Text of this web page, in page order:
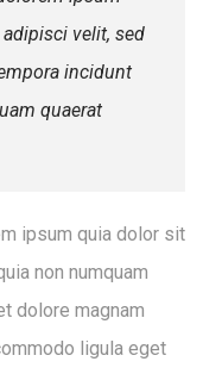
mailing list to
velit, sed
incidunt
quaerat
ipsum quia dolor sit
non numquam
dolore magnam
ligula eget